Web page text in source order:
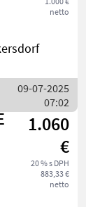
netto
09-07-2025
07:02
1.060
€
20 % s DPH
883,33 €
netto